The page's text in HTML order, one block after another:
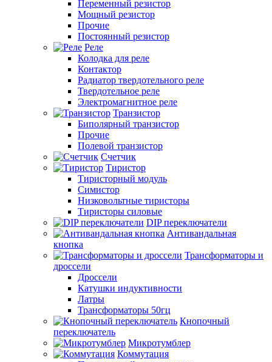
Переменный резистор
Мощный резистор
Прочие
Постоянный резистор
Реле
Колодка для реле
Контактор
Радиатор твердотельного реле
Твердотельное реле
Электромагнитное реле
Транзистор
Биполярный транзистор
Прочие
Полевой транзистор
Счетчик
Тиристор
Тиристорный модуль
Симистор
Низковольтные тиристоры
Тиристоры силовые
DIP переключатели
Антивандальная
кнопка
Трансформаторы и
дроссели
Дроссели
Катушки индуктивности
Латры
Трансформаторы 50гц
Кнопочный
переключатель
Микротумблер
Коммутация